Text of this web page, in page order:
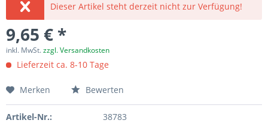
Dieser Artikel steht derzeit nicht zur Verfügung!
9,65 € *
inkl. MwSt.zzgl. Versandkosten
Lieferzeit ca. 8-10 Tage
Merken Bewerten
Artikel-Nr.: 38783